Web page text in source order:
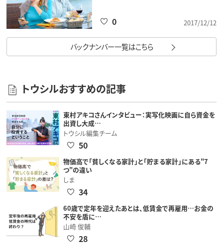
2017/12/12
0
バックナンバー一覧はこちら
トウシルおすすめの記事
東村アキコさんインタビュー：実写化映画に自ら資金を
出資し大成…
トウシル編集チーム
50
物価高で「貧しくなる家計」と「貯まる家計」にある"7
つ"の違い
しま
34
60歳で定年を迎えたあとは、低賃金で再雇用…お金の
不安を盾に…
山崎 俊輔
28